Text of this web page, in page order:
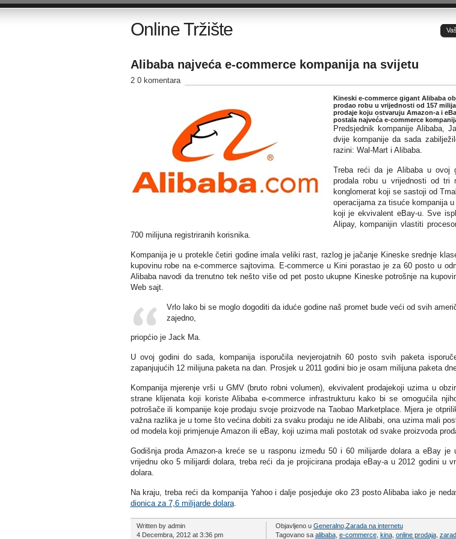
Online Tržište
Alibaba najveća e-commerce kompanija na svijetu
2 0 komentara
Kineski e-commerce gigant Alibaba
prodao robu u vrijednosti od 157
prodaje koju ostvaruju Amazon-a i
postala najveća e-commerce
Predsjednik kompanije Alibaba,
dvije kompanije da sada
razini: Wal-Mart i Alibaba.
Treba reći da je Alibaba u ovoj
prodala robu u vrijednosti od tri
konglomerat koji se sastoji od
operacijama za tisuće kompanija
koji je ekvivalent eBay-u. Sve
Alipay, kompanijin vlastiti
700 milijuna registriranih korisnika.
Kompanija je u protekle četiri godine imala veliki rast, razlog je jačanje Kineske srednje
kupovinu robe na e-commerce sajtovima. E-commerce u Kini porastao je za 60 posto u
Alibaba navodi da trenutno tek nešto više od pet posto ukupne Kineske potrošnje na
Web sajt.
Vrlo lako bi se moglo dogoditi da iduće godine naš promet bude veći od svih
zajedno,
priopćio je Jack Ma.
U ovoj godini do sada, kompanija isporučila nevjerojatnih 60 posto svih paketa
zapanjujućih 12 milijuna paketa na dan. Prosjek u 2011 godini bio je osam milijuna paketa
Kompanija mjerenje vrši u GMV (bruto robni volumen), ekvivalent prodajekoji uzima u
strane klijenata koji koriste Alibaba e-commerce infrastrukturu kako bi se omogućila
potrošače ili kompanije koje prodaju svoje proizvode na Taobao Marketplace. Mjera je
važna razlika je u tome što većina dobiti za svaku prodaju ne ide Alibabi, ona uzima mali
od modela koji primjenuje Amazon ili eBay, koji uzima mali postotak od svake proizvoda
Godišnja proda Amazon-a kreće se u rasponu između 50 i 60 milijarde dolara a eBay je
vrijednu oko 5 milijardi dolara, treba reći da je projicirana prodaja eBay-a u 2012 godini u
dolara.
Na kraju, treba reći da kompanija Yahoo i dalje posjeduje oko 23 posto Alibaba iako je
dionica za 7,6 milijarde dolara.
Written by admin
4 Decembra, 2012 at 3:36 pm
Objavljeno u Generalno, Zarada na internetu
Tagovano sa alibaba, e-commerce, kina, online prodaja,